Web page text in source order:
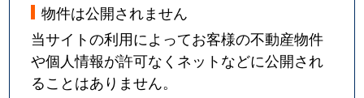
物件は公開されません
当サイトの利用によってお客様の不動産物件
や個人情報が許可なくネットなどに公開され
ることはありません。